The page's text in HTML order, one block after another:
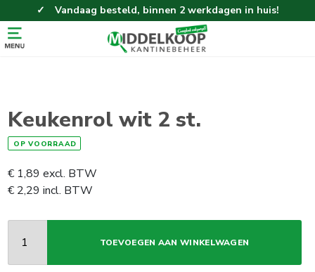
Vandaag besteld, binnen 2 werkdagen in huis!
Eenvoudig en gemakkelijk bestellen!
Gratis thuisbezorgd vanaf 100,-!
Keukenrol wit 2 st.
OP VOORRAAD
€ 1,89 excl. BTW
€ 2,29 incl. BTW
TOEVOEGEN AAN WINKELWAGEN